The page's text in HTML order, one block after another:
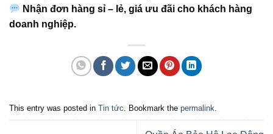
Nhận đơn hàng sỉ – lẻ, giá ưu đãi cho khách hàng
doanh nghiệp.
This entry was posted in Tin tức. Bookmark the permalink.